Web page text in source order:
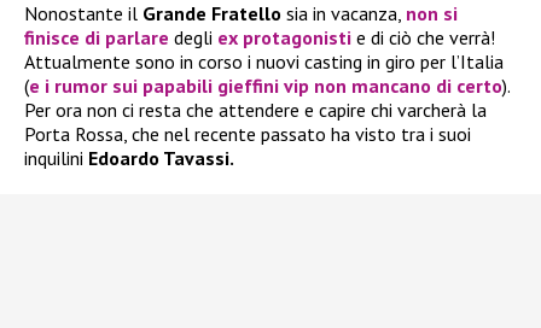
Nonostante il Grande Fratello sia in vacanza, non si
finisce di parlare degli ex protagonisti e di ciò che verrà!
Attualmente sono in corso i nuovi casting in giro per l’Italia
(e i rumor sui papabili gieffini vip non mancano di certo).
Per ora non ci resta che attendere e capire chi varcherà la
Porta Rossa, che nel recente passato ha visto tra i suoi
inquilini Edoardo Tavassi.